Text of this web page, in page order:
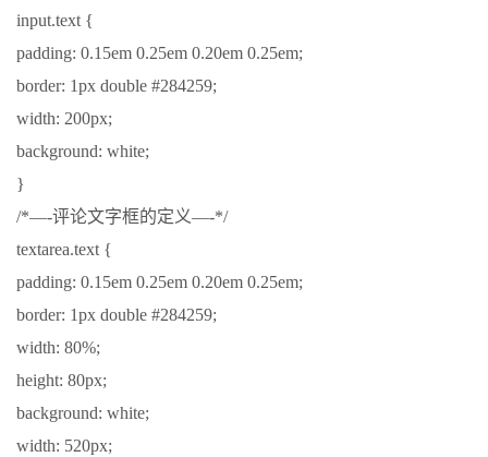
input.text {
padding: 0.15em 0.25em 0.20em 0.25em;
border: 1px double #284259;
width: 200px;
background: white;
}
/*—-评论文字框的定义—-*/
textarea.text {
padding: 0.15em 0.25em 0.20em 0.25em;
border: 1px double #284259;
width: 80%;
height: 80px;
background: white;
width: 520px;